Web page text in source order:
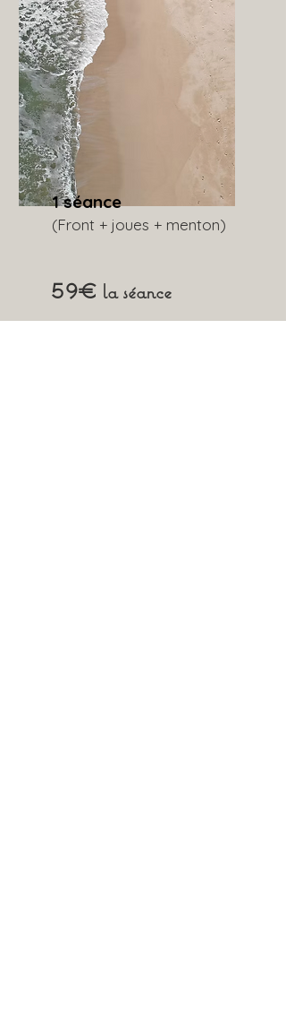
1 séance
(Front + joues + menton)​
59€ la séance